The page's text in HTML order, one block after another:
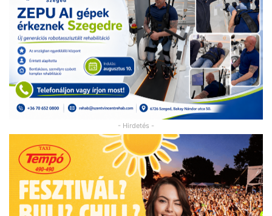
- Hirdetés -